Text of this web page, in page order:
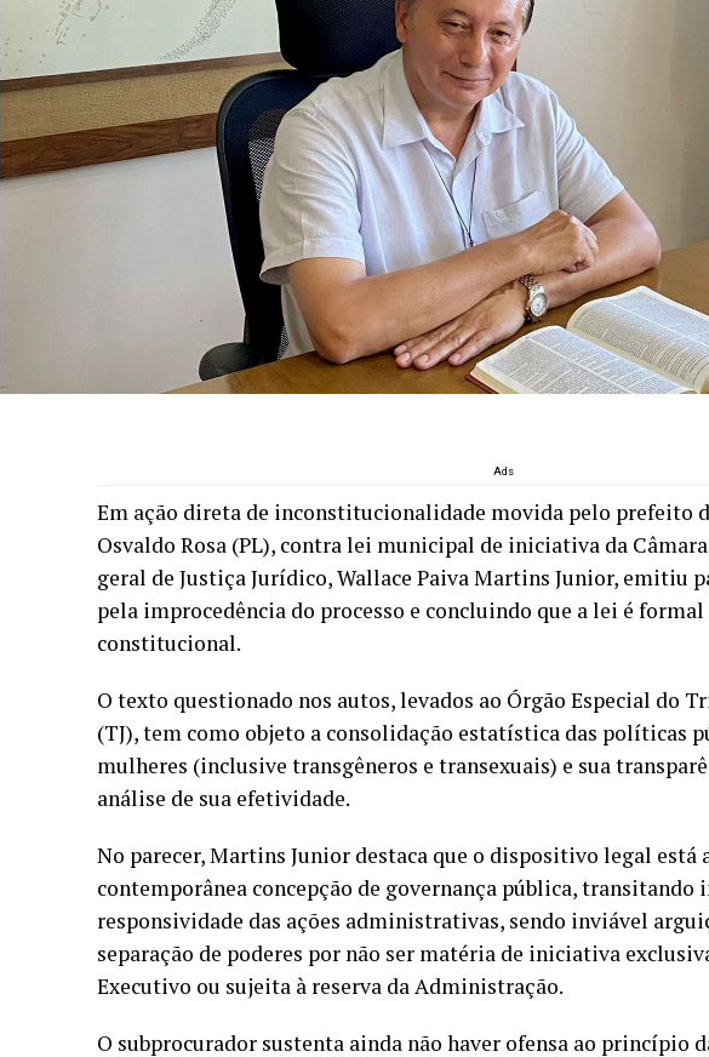
Ads
Em ação direta de inconstitucionalidade movida pelo prefeito
Osvaldo Rosa (PL), contra lei municipal de iniciativa da
geral de Justiça Jurídico, Wallace Paiva Martins Junior, emitiu
pela improcedência do processo e concluindo que a lei é
constitucional.
O texto questionado nos autos, levados ao Órgão Especial do
(TJ), tem como objeto a consolidação estatística das políticas
mulheres (inclusive transgêneros e transexuais) e sua
análise de sua efetividade.
No parecer, Martins Junior destaca que o dispositivo legal está
contemporânea concepção de governança pública, transitando
responsividade das ações administrativas, sendo inviável
separação de poderes por não ser matéria de iniciativa
Executivo ou sujeita à reserva da Administração.
O subprocurador sustenta ainda não haver ofensa ao princípio